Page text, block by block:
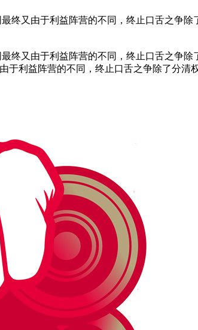
又由于利益阵营的不同，终止口舌之争除
又由于利益阵营的不同，终止口舌之争除
利益阵营的不同，终止口舌之争除了分清